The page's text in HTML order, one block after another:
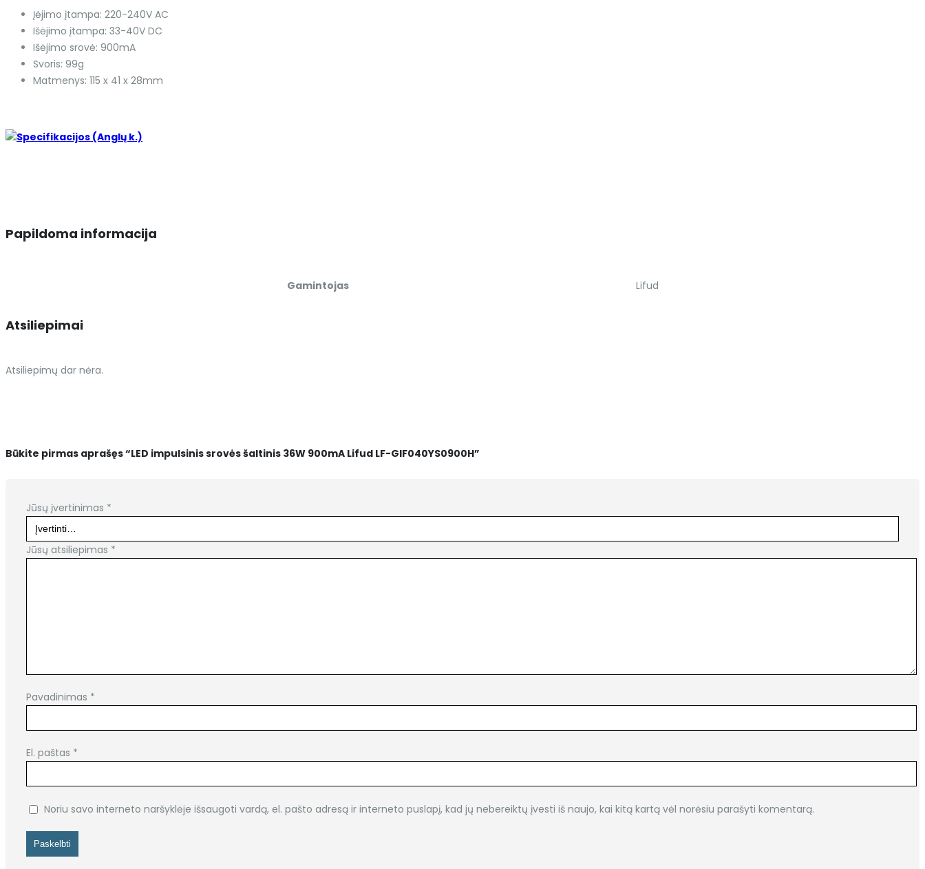
Įėjimo įtampa: 220-240V AC
Išėjimo įtampa: 33-40V DC
Išėjimo srovė: 900mA
Svoris: 99g
Matmenys: 115 x 41 x 28mm
Specifikacijos (Anglų k.)
Papildoma informacija
Gamintojas Lifud
Atsiliepimai
Atsiliepimų dar nėra.
Būkite pirmas aprašęs “LED impulsinis srovės šaltinis 36W 900mA Lifud LF-GIF040YS0900H”
Jūsų įvertinimas *
Jūsų atsiliepimas *
Pavadinimas *
El. paštas *
Noriu savo interneto naršyklėje išsaugoti vardą, el. pašto adresą ir interneto puslapį, kad jų nebereiktų įvesti iš naujo, kai kitą kartą vėl norėsiu parašyti komentarą.